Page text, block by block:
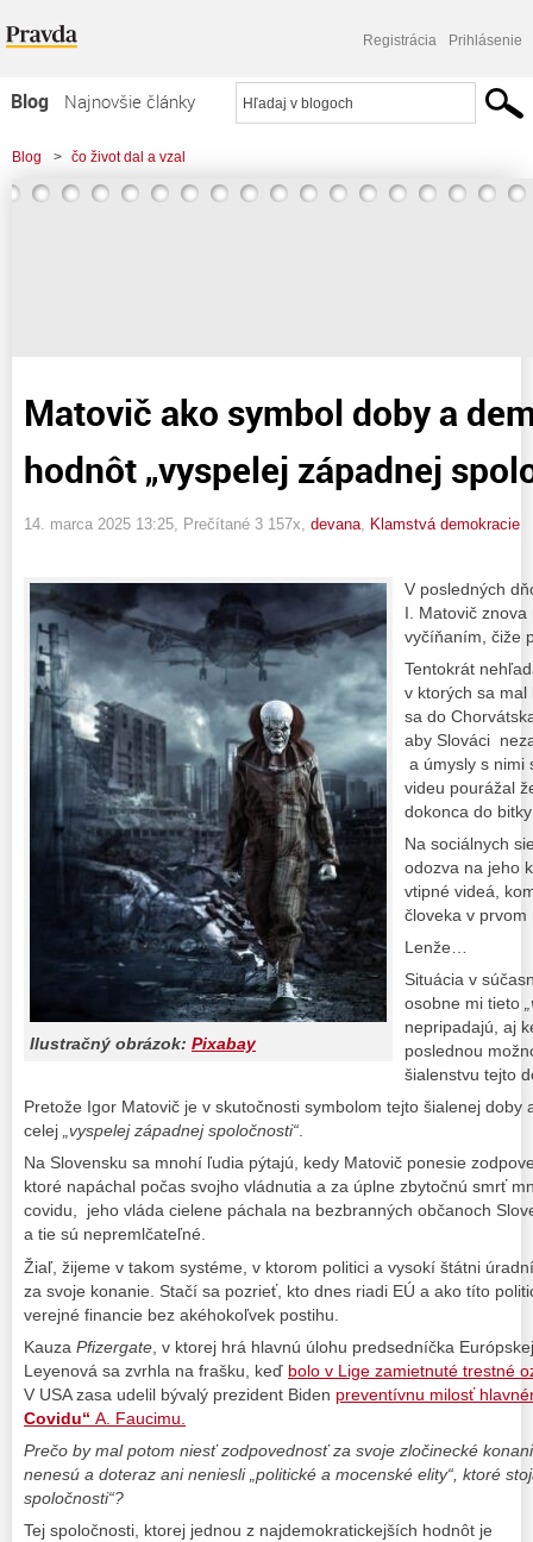
Registrácia Prihlásenie
Blog
Najnovšie články
Najčítanejšie články
Najkomentovanejšie články
Blog > čo život dal a vzal
> Matovič ako symbol doby a demokratických hodnôt „vyspelej západnej
Matovič ako symbol doby a
hodnôt „vyspelej západnej
14. marca 2025 13:25 , Prečítané 3 157x, devana Klamstvá demokracie
Ilustračný obrázok: Pixabay
V posledných
I. Matovič
vyčíňaním, čiže
Tentokrát
v ktorých sa
sa do
aby Slováci
a úmysly s nimi
videu pourážal
dokonca do
Na sociálnych
odozva na jeho
vtipné videá,
človeka v
Lenže…
Situácia v
osobne mi tieto
nepripadajú, aj
poslednou
šialenstvu tejto
Pretože Igor Matovič je v skutočnosti symbolom tejto šialenej doby
celej „vyspelej západnej spoločnosti“.
Na Slovensku sa mnohí ľudia pýtajú, kedy Matovič ponesie
ktoré napáchal počas svojho vládnutia a za úplne zbytočnú smrť
covidu, jeho vláda cielene páchala na bezbranných občanoch
a tie sú nepremlčateľné.
Žiaľ, žijeme v takom systéme, v ktorom politici a vysokí štátni
za svoje konanie. Stačí sa pozrieť, kto dnes riadi EÚ a ako títo
verejné financie bez akéhokoľvek postihu.
Kauza Pfizergate , v ktorej hrá hlavnú úlohu predsedníčka
Leyenová sa zvrhla na frašku, keď bolo v Lige zamietnuté trestné
V USA zasa udelil bývalý prezident Biden preventívnu milosť
Covidu“ A. Faucimu.
Prečo by mal potom niesť zodpovednosť za svoje zločinecké
nenesú a doteraz ani neniesli „politické a mocenské elity“, ktoré
spoločnosti“?
Tej spoločnosti, ktorej jednou z najdemokratickejších hodnôt je